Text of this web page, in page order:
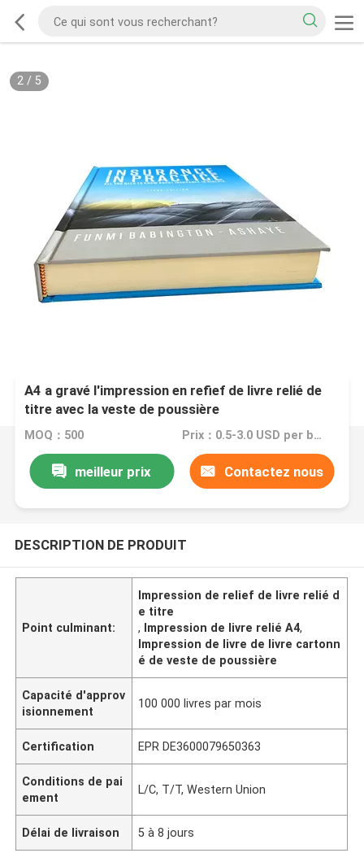
2/ 5
A4 a gravé l'impression en refief de livre relié de
titre avec la veste de poussière
MOQ：500 Prix：0.5-3.0 USD per book
meilleur prix Contactez nous
DESCRIPTION DE PRODUIT
Point culminant:
Impression de relief de livre relié d
e titre
, Impression de livre relié A4,
Impression de livre de livre cartonn
é de veste de poussière
Capacité d'approv
isionnement
100 000 livres par mois
Certification EPR DE3600079650363
Conditions de pai
ement
L/C, T/T, Western Union
Délai de livraison 5 à 8 jours